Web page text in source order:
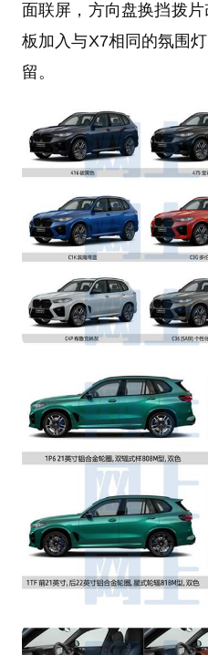
面联屏，方向盘换挡拨
板加入与X7相同的氛围
留。